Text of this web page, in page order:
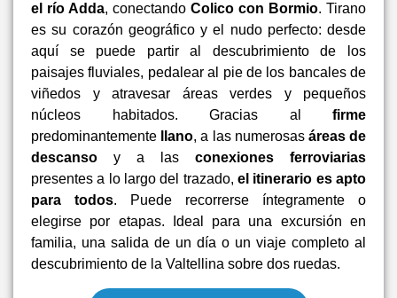
el río Adda, conectando Colico con Bormio. Tirano
es su corazón geográfico y el nudo perfecto: desde
aquí se puede partir al descubrimiento de los
paisajes fluviales, pedalear al pie de los bancales de
viñedos y atravesar áreas verdes y pequeños
núcleos habitados. Gracias al firme
predominantemente
llano, a las numerosas áreas de
descanso y a las conexiones ferroviarias
presentes a lo largo del trazado, el itinerario es apto
para todos. Puede recorrerse íntegramente o
elegirse por etapas. Ideal para una excursión en
familia, una salida de un día o un viaje completo al
descubrimiento de la Valtellina sobre dos ruedas.